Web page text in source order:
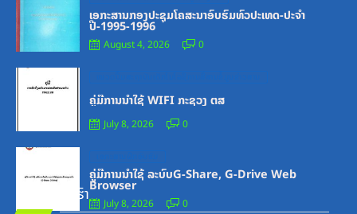
ເອກະສານກອງປະຊຸມໂຄສະນາອົບຮົມທົ່ວປະເທດ-ປະຈໍາ
ປີ-1995-1996
on
August 4, 2026 0
ຄູ່ມືການນຳໃຊ້ WIFI ກະຊວງ ຕສ
July 8, 2026 0
ຄູ່ມືການນຳໃຊ້ ລະບົບG-Share, G-Drive Web
Browser
on
July 8, 2026 0
ຕິດຕໍ່ພວກເຮົາ